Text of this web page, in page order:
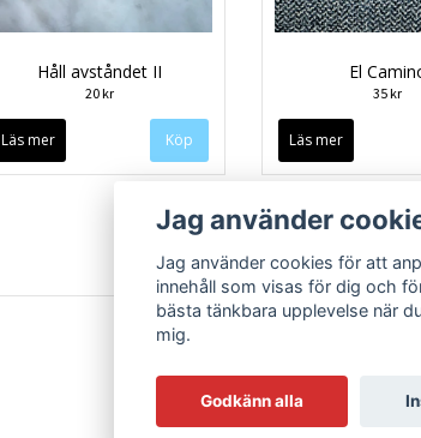
Håll avståndet II
20 kr
Läs mer
El
35 kr
Läs mer
Jag använder
Jag använder cookies för att
innehåll som visas för dig och
bästa tänkbara upplevelse när
mig.
Godkänn alla